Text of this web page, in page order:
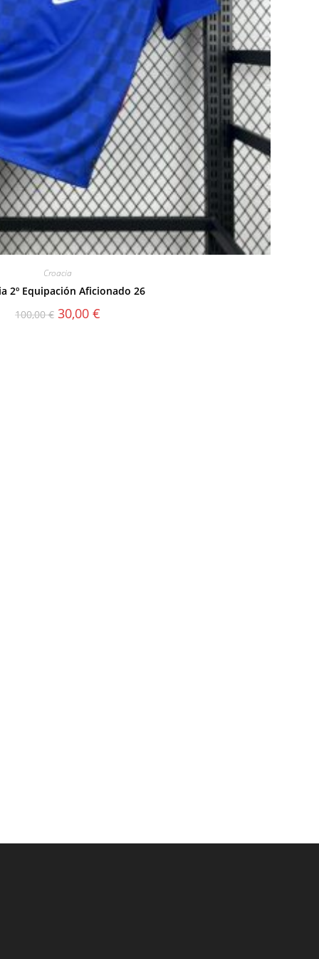
Croacia
2º Equipación Aficionado 26
100,00€ El
precio
30,00 €